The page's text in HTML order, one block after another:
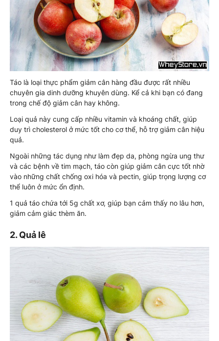
Táo là loại thực phẩm giảm cân hàng đầu được rất nhiều
chuyên gia dinh dưỡng khuyên dùng. Kể cả khi bạn có đang
trong chế độ giảm cân hay không.
Loại quả này cung cấp nhiều vitamin và khoáng chất, giúp
duy trì cholesterol ở mức tốt cho cơ thể, hỗ trợ giảm cân hiệu
quả.
Ngoài những tác dụng như làm đẹp da, phòng ngừa ung thư
và các bệnh về tim mạch, táo còn giúp giảm cân cực tốt nhờ
vào những chất chống oxi hóa và pectin, giúp trọng lượng cơ
thể luôn ở mức ổn định.
1 quả táo chứa tới 5g chất xơ, giúp bạn cảm thấy no lâu hơn,
giảm cảm giác thèm ăn.
2. Quả lê